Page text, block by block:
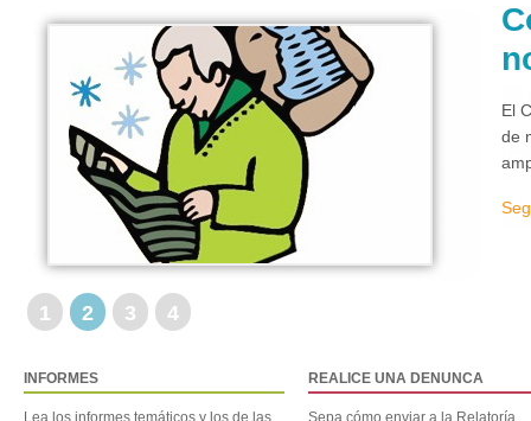
El
de
1 2 3 4
INFORMES
Lea los informes temáticos y los de las
REALICE UNA DENUNCA
Sepa cómo enviar a la Relatoría